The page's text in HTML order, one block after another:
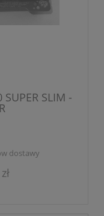
SLIM -
dostawy